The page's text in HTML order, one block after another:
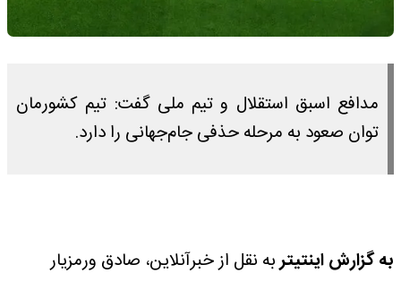
مدافع اسبق استقلال و تیم ملی گفت: تیم کشورمان
توان صعود به مرحله حذفی جام‌جهانی را دارد.
به گزارش اینتیتربه نقل از خبرآنلاین، صادق ورمزیار